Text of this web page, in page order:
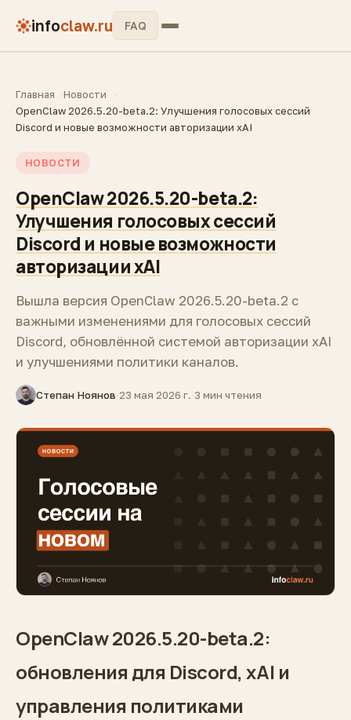
infoclaw.ru FAQ
Главная
Новости
OpenClaw 2026.5.20-beta.2: Улучшения голосовых сессий
Discord и новые возможности авторизации xAI
НОВОСТИ
OpenClaw 2026.5.20-beta.2:
Улучшения голосовых сессий
Discord и новые возможности
авторизации xAI
Вышла версия OpenClaw 2026.5.20-beta.2 с
важными изменениями для голосовых сессий
Discord, обновлённой системой авторизации xAI
и улучшениями политики каналов.
Степан Ноянов·23 мая 2026 г.·3 мин чтения
OpenClaw 2026.5.20-beta.2:
обновления для Discord, xAI и
управления политиками